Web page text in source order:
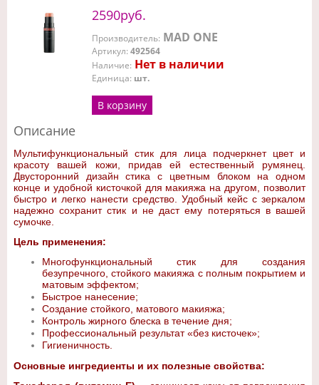
2590руб.
Производитель: MAD ONE
Артикул: 492564
Наличие: Нет в наличии
Единица: шт.
В корзину
Описание
Мультифункциональный стик для лица подчеркнет цвет и
красоту вашей кожи, придав ей естественный румянец.
Двусторонний дизайн стика с цветным блоком на одном
конце и удобной кисточкой для макияжа на другом, позволит
быстро и легко нанести средство. Удобный кейс с зеркалом
надежно сохранит стик и не даст ему потеряться в вашей
сумочке.
Цель применения:
Многофункциональный стик для создания
безупречного, стойкого макияжа с полным покрытием и
матовым эффектом;
Быстрое нанесение;
Создание стойкого, матового макияжа;
Контроль жирного блеска в течение дня;
Профессиональный результат «без кисточек»;
Гигиеничность.
Основные ингредиенты и их полезные свойства: